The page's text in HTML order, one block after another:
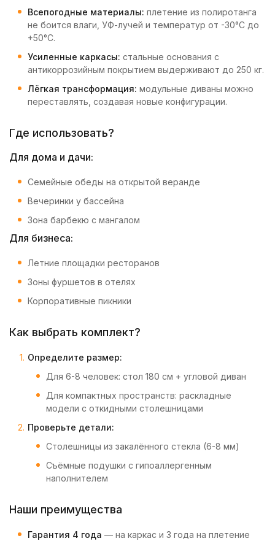
Всепогодные материалы: плетение из полиротанга
не боится влаги, УФ-лучей и температур от -30°C до
+50°C.
Усиленные каркасы: стальные основания с
антикоррозийным покрытием выдерживают до 250 кг.
Лёгкая трансформация: модульные диваны можно
переставлять, создавая новые конфигурации.
Где использовать?
Для дома и дачи:
Семейные обеды на открытой веранде
Вечеринки у бассейна
Зона барбекю с мангалом
Для бизнеса:
Летние площадки ресторанов
Зоны фуршетов в отелях
Корпоративные пикники
Как выбрать комплект?
Определите размер:
Для 6-8 человек: стол 180 см + угловой диван
Для компактных пространств: раскладные
модели с откидными столешницами
Проверьте детали:
Столешницы из закалённого стекла (6-8 мм)
Съёмные подушки с гипоаллергенным
наполнителем
Наши преимущества
Гарантия 4 года — на каркас и 3 года на плетение